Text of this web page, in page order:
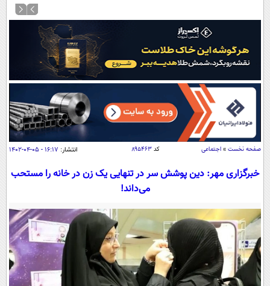
کردن
آرشیو
نظرسنجی
آب و هوا
اوقات شرعی
سواد زندگی
اقتصاد
اقتصادی
خودرو
جامعه
اجتماعی
حوادث
سلامت
یک برش دانایی
محیط زیست
ورزشی
بین الملل
سیاست خارجی
فرهنگ و هنر
علم و دانش
فناوری و It
قرآن
صفحه نخست » اجتماعی کد ۸۹۵۴۶۳ انتشار: ۱۶:۱۷ - ۰۵-۰۴-۱۴۰۲
خبرگزاری مهر: دین پوشش سر در تنهایی یک زن در خانه را مستحب
می‌داند!